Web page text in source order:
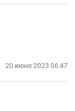
20 июня 2023 06:47